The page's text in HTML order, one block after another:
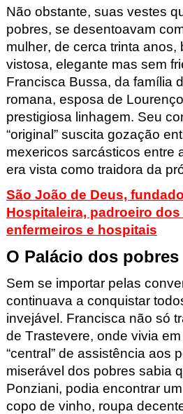
Não obstante, suas vestes
pobres, se desentoavam
mulher, de cerca trinta anos,
vistosa, elegante mas sem
Francisca Bussa, da família
romana, esposa de
prestigiosa linhagem. Seu
“original” suscita gozação
mexericos sarcásticos entre
era vista como traidora da
São João de Deus,
Hospitaleira, padroeiro
enfermeiros e hospitais
O Palácio dos pobres
Sem se importar pelas
continuava a conquistar
invejável. Francisca não só
de Trastevere, onde vivia
“central” de assistência aos
miserável dos pobres sabia
Ponziani, podia encontrar
copo de vinho, roupa